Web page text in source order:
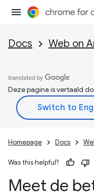
Docs Web on
Deze pagina is vertaald
Homepage Docs
Was this helpful?
Meet de